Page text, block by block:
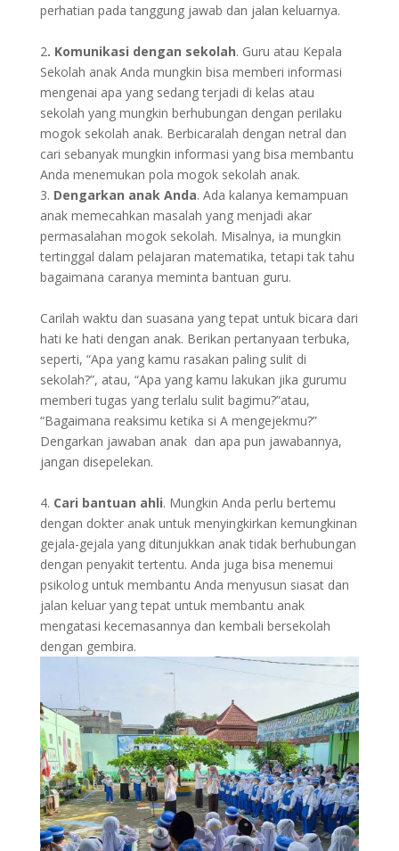
perhatian pada tanggung jawab dan jalan keluarnya.
2. Komunikasi dengan sekolah. Guru atau Kepala
Sekolah anak Anda mungkin bisa memberi informasi
mengenai apa yang sedang terjadi di kelas atau
sekolah yang mungkin berhubungan dengan perilaku
mogok sekolah anak. Berbicaralah dengan netral dan
cari sebanyak mungkin informasi yang bisa membantu
Anda menemukan pola mogok sekolah anak.
3. Dengarkan anak Anda. Ada kalanya kemampuan
anak memecahkan masalah yang menjadi akar
permasalahan mogok sekolah. Misalnya, ia mungkin
tertinggal dalam pelajaran matematika, tetapi tak tahu
bagaimana caranya meminta bantuan guru.
Carilah waktu dan suasana yang tepat untuk bicara dari
hati ke hati dengan anak. Berikan pertanyaan terbuka,
seperti, “Apa yang kamu rasakan paling sulit di
sekolah?”, atau, “Apa yang kamu lakukan jika gurumu
memberi tugas yang terlalu sulit bagimu?”atau,
“Bagaimana reaksimu ketika si A mengejekmu?”
Dengarkan jawaban anak dan apa pun jawabannya,
jangan disepelekan.
4. Cari bantuan ahli. Mungkin Anda perlu bertemu
dengan dokter anak untuk menyingkirkan kemungkinan
gejala-gejala yang ditunjukkan anak tidak berhubungan
dengan penyakit tertentu. Anda juga bisa menemui
psikolog untuk membantu Anda menyusun siasat dan
jalan keluar yang tepat untuk membantu anak
mengatasi kecemasannya dan kembali bersekolah
dengan gembira.